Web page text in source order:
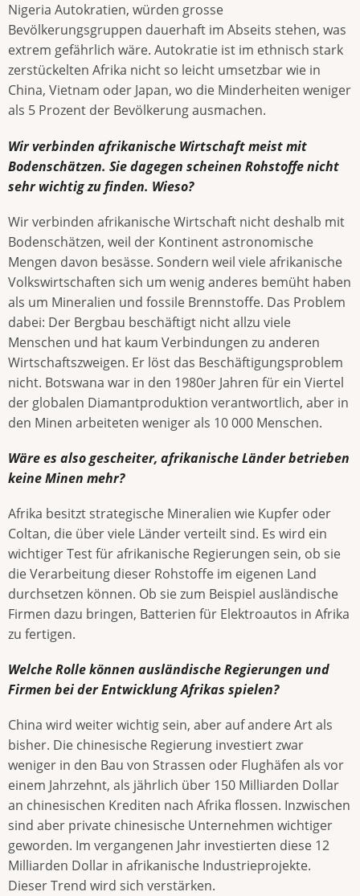
Nigeria Autokratien, würden grosse
Bevölkerungsgruppen dauerhaft im Abseits stehen, was
extrem gefährlich wäre. Autokratie ist im ethnisch stark
zerstückelten Afrika nicht so leicht umsetzbar wie in
China, Vietnam oder Japan, wo die Minderheiten weniger
als 5 Prozent der Bevölkerung ausmachen.
Wir verbinden afrikanische Wirtschaft meist mit
Bodenschätzen. Sie dagegen scheinen Rohstoffe nicht
sehr wichtig zu finden. Wieso?
Wir verbinden afrikanische Wirtschaft nicht deshalb mit
Bodenschätzen, weil der Kontinent astronomische
Mengen davon besässe. Sondern weil viele afrikanische
Volkswirtschaften sich um wenig anderes bemüht haben
als um Mineralien und fossile Brennstoffe. Das Problem
dabei: Der Bergbau beschäftigt nicht allzu viele
Menschen und hat kaum Verbindungen zu anderen
Wirtschaftszweigen. Er löst das Beschäftigungsproblem
nicht. Botswana war in den 1980er Jahren für ein Viertel
der globalen Diamantproduktion verantwortlich, aber in
den Minen arbeiteten weniger als 10 000 Menschen.
Wäre es also gescheiter, afrikanische Länder betrieben
keine Minen mehr?
Afrika besitzt strategische Mineralien wie Kupfer oder
Coltan, die über viele Länder verteilt sind. Es wird ein
wichtiger Test für afrikanische Regierungen sein, ob sie
die Verarbeitung dieser Rohstoffe im eigenen Land
durchsetzen können. Ob sie zum Beispiel ausländische
Firmen dazu bringen, Batterien für Elektroautos in Afrika
zu fertigen.
Welche Rolle können ausländische Regierungen und
Firmen bei der Entwicklung Afrikas spielen?
China wird weiter wichtig sein, aber auf andere Art als
bisher. Die chinesische Regierung investiert zwar
weniger in den Bau von Strassen oder Flughäfen als vor
einem Jahrzehnt, als jährlich über 150 Milliarden Dollar
an chinesischen Krediten nach Afrika flossen. Inzwischen
sind aber private chinesische Unternehmen wichtiger
geworden. Im vergangenen Jahr investierten diese 12
Milliarden Dollar in afrikanische Industrieprojekte.
Dieser Trend wird sich verstärken.